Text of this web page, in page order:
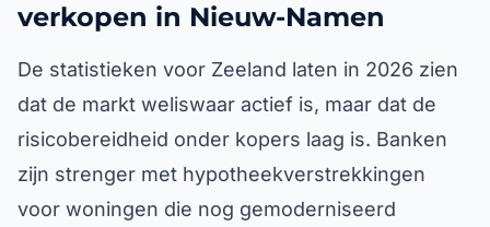
verkopen in Nieuw-Namen
De statistieken voor Zeeland laten in 2026 zien
dat de markt weliswaar actief is, maar dat de
risicobereidheid onder kopers laag is. Banken
zijn strenger met hypotheekverstrekkingen
voor woningen die nog gemoderniseerd